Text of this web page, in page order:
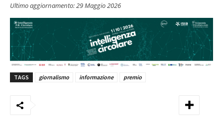
Ultimo aggiornamento:29 Maggio 2026
TAGS giornalismo informazione premio